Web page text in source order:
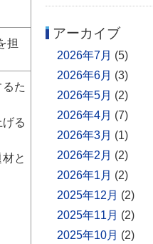
担
た
る
と
アーカイブ
2026年7月 (5)
2026年6月 (3)
2026年5月 (2)
2026年4月 (7)
2026年3月 (1)
2026年2月 (2)
2026年1月 (2)
2025年12月 (2)
2025年11月 (2)
2025年10月 (2)